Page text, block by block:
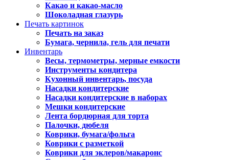
Какао и какао-масло
Шоколадная глазурь
Печать картинок
Печать на заказ
Бумага, чернила, гель для печати
Инвентарь
Весы, термометры, мерные емкости
Инструменты кондитера
Кухонный инвентарь, посуда
Насадки кондитерские
Насадки кондитерские в наборах
Мешки кондитерские
Лента бордюрная для торта
Палочки, дюбеля
Коврики, бумага/фольга
Коврики с разметкой
Коврики для эклеров/макаронс